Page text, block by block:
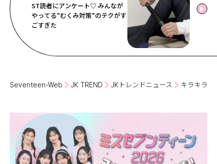
ST読者にアンケート♡ みんなが
やってる”むくみ対策”のテクがす
ごすぎた
Seventeen-Web JK TREND JKトレンドニュース キラキラ